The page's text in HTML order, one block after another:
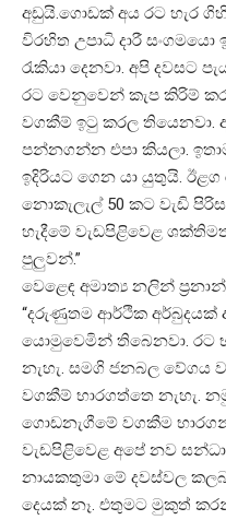
අඩුයි.ගොඩක් අය රට හැර
විරහිත උපාධි දාරී සංගමයො
රැකියා දෙනවා. අපි දවසට
රට වෙනුවෙන් කැප කිරිම්
වගකීම් ඉටු කරල තියෙනවා.
පන්නගන්න එපා කියලා.
ඉදිරියට ගෙන යා යුතුයි.
නොකැලැල් 50 කට වැඩි
හැදීමේ වැඩපිළිවෙළ
පුලුවන්.”
වෙළෙඳ අමාත්‍ය නලින්
“දරුණුතම ආර්ථික අර්බුදයක්
යොමුවෙමින් තිබෙනවා. රට
නැහැ. සමගි ජනබල වේගය
වගකීම් භාරගත්තෙ නැහැ.
ගොඩනැගීමේ වගකීම
වැඩපිළිවෙළ අපේ නව
නායකතුමා මේ දවස්වල
දෙයක් නෑ. එතුමට මුකුත්